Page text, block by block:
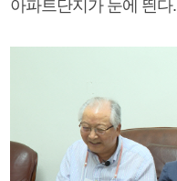
아파트단지가 눈에 띈다.